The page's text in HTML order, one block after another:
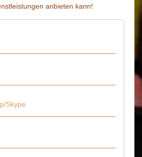
anbieten kann!
Skype